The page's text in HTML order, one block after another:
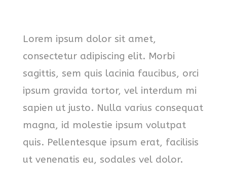
Lorem ipsum dolor sit amet,
consectetur adipiscing elit. Morbi
sagittis, sem quis lacinia faucibus, orci
ipsum gravida tortor, vel interdum mi
sapien ut justo. Nulla varius consequat
magna, id molestie ipsum volutpat
quis. Pellentesque ipsum erat, facilisis
ut venenatis eu, sodales vel dolor.